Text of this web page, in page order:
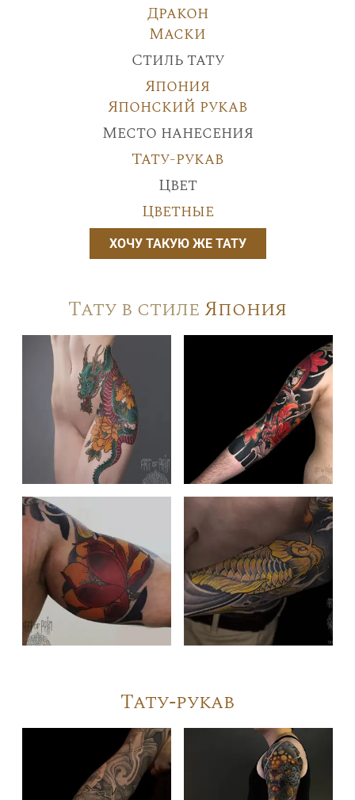
Дракон
Маски
Стиль тату
Япония
Японский рукав
Место нанесения
Тату-рукав
Цвет
Цветные
ХОЧУ ТАКУЮ ЖЕ ТАТУ
Тату в стилеЯпония
Тату-рукав